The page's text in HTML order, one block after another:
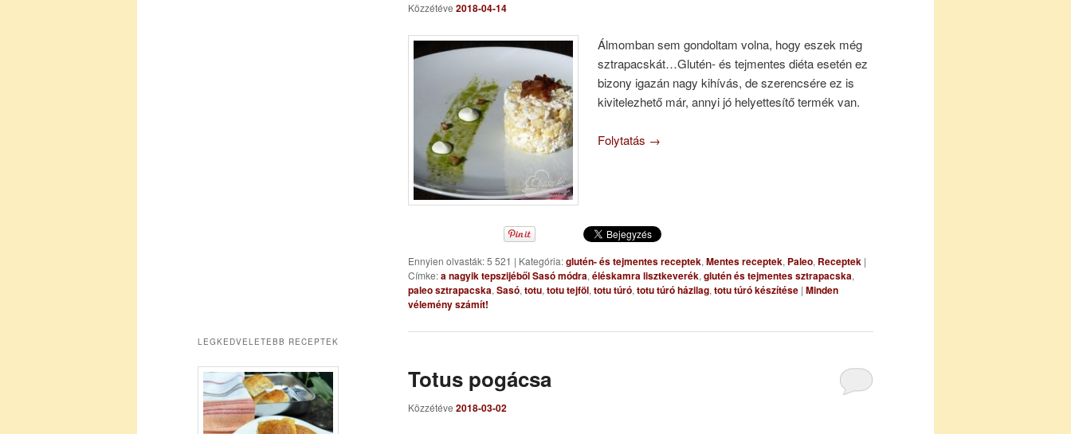
Közzétéve 2018-04-14
Álmomban sem gondoltam volna, hogy eszek még
sztrapacskát…Glutén- és tejmentes diéta esetén ez
bizony igazán nagy kihívás, de szerencsére ez is
kivitelezhető már, annyi jó helyettesítő termék van.
Folytatás →
Ennyien olvasták: 5 521 | Kategória:glutén- és tejmentes receptek, Mentes receptek, Paleo, Receptek |
Címke:a nagyik tepszijéből Sasó módra, éléskamra lisztkeverék, glutén és tejmentes sztrapacska,
paleo sztrapacska, Sasó, totu, totu tejföl, totu túró, totu túró házilag, totu túró készítése | Minden
vélemény számít!
Totus pogácsa
Közzétéve 2018-03-02
LEGKEDVELETEBB RECEPTEK